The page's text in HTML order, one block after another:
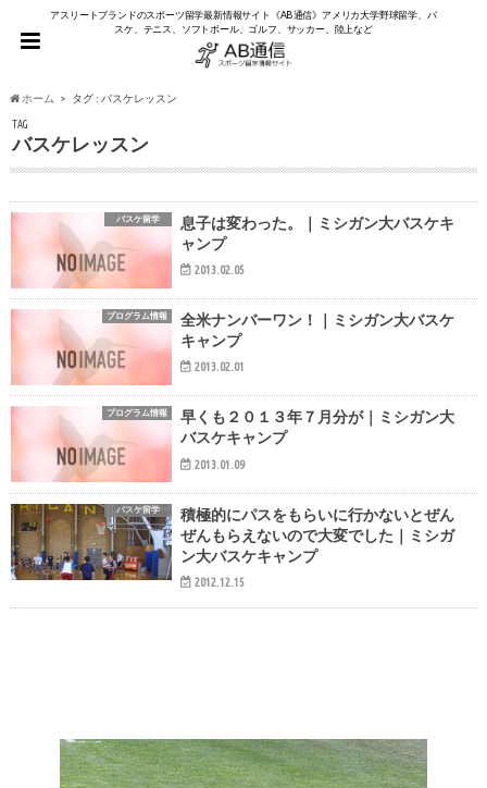
アスリートブランドのスポーツ留学最新情報サイト《AB通信》アメリカ大学野球留学、バ
スケ、テニス、ソフトボール、ゴルフ、サッカー、陸上など
ホーム タグ : バスケレッスン
TAG
バスケレッスン
バスケ留学
息子は変わった。｜ミシガン大バスケキ
ャンプ
2013.02.05
プログラム情報
全米ナンバーワン！｜ミシガン大バスケ
キャンプ
2013.02.01
プログラム情報
早くも２０１３年７月分が｜ミシガン大
バスケキャンプ
2013.01.09
バスケ留学
積極的にパスをもらいに行かないとぜん
ぜんもらえないので大変でした｜ミシガ
ン大バスケキャンプ
2012.12.15